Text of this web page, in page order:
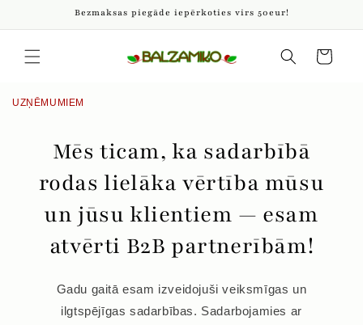
saturu
Bezmaksas piegāde iepērkoties virs 50eur!
grozs
UZŅĒMUMIEM
Mēs ticam, ka sadarbībā
rodas lielāka vērtība mūsu
un jūsu klientiem — esam
atvērti B2B partnerībām!
Gadu gaitā esam izveidojuši veiksmīgas un
ilgtspējīgas sadarbības. Sadarbojamies ar